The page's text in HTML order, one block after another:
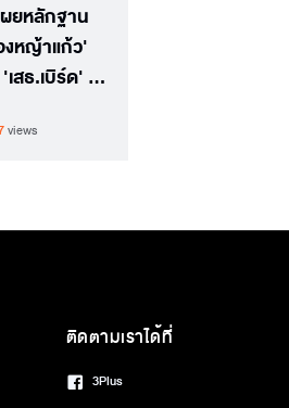
ยหลักฐาน
หญ้าแก้ว'
สธ.เบิร์ด' ซัด
views
ติดตามเราได้ที่
3Plus